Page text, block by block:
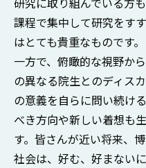
課程で集中して研究をす
はとても貴重なものです。
一方で、俯瞰的な視野か
の異なる院生とのディス
の意義を自らに問い続け
べき方向や新しい着想も
す。皆さんが近い将来、
社会は、好む、好まない